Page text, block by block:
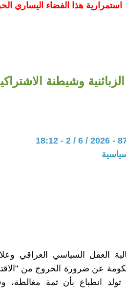
استمرارية هذا الفضاء اليساري
الزبائنية وشيطنة
العقل السياسي العراقي
عن ضرورة الخروج من
تولد انطباع بأن ثمة مغالطة،